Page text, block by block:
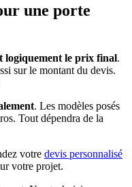
une porte
logiquement le prix final.
sur le montant du devis.
. Les modèles posés
Tout dépendra de la
votre devis personnalisé
votre projet.